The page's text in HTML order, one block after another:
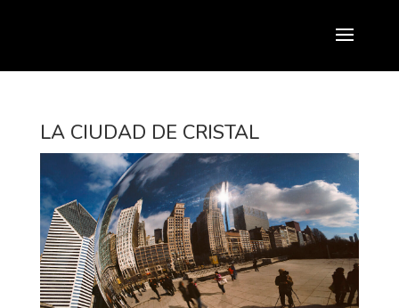
LA CIUDAD DE CRISTAL